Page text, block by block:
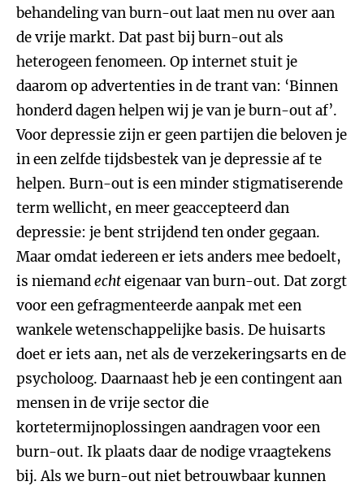
behandeling van burn-out laat men nu over aan
de vrije markt. Dat past bij burn-out als
heterogeen fenomeen. Op internet stuit je
daarom op advertenties in de trant van: ‘Binnen
honderd dagen helpen wij je van je burn-out af’.
Voor depressie zijn er geen partijen die beloven je
in een zelfde tijdsbestek van je depressie af te
helpen. Burn-out is een minder stigmatiserende
term wellicht, en meer geaccepteerd dan
depressie: je bent strijdend ten onder gegaan.
Maar omdat iedereen er iets anders mee bedoelt,
is niemandechteigenaar van burn-out. Dat zorgt
voor een gefragmenteerde aanpak met een
wankele wetenschappelijke basis. De huisarts
doet er iets aan, net als de verzekeringsarts en de
psycholoog. Daarnaast heb je een contingent aan
mensen in de vrije sector die
kortetermijnoplossingen aandragen voor een
burn-out. Ik plaats daar de nodige vraagtekens
bij. Als we burn-out niet betrouwbaar kunnen